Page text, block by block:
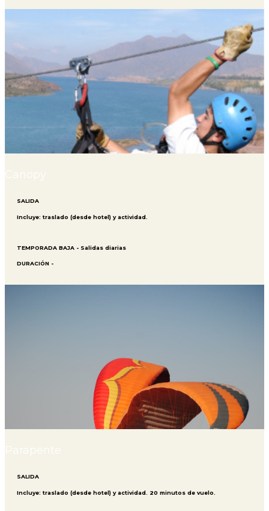
Canopy
SALIDA
Incluye: traslado (desde hotel) y actividad.
TEMPORADA BAJA - Salidas diarias
DURACIÓN -
Parapente
SALIDA
Incluye: traslado (desde hotel) y actividad. 20 minutos de vuelo.